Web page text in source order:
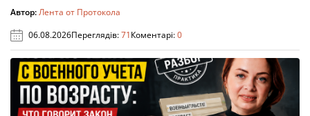
Автор:Лента от Протокола
06.08.2026Переглядів:71Коментарі:0